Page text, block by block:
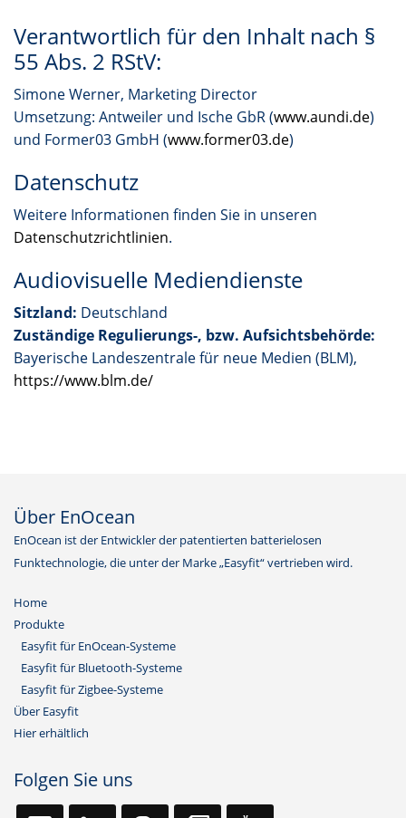
Verantwortlich für den Inhalt nach §
55 Abs. 2 RStV:
Simone Werner, Marketing Director
Umsetzung: Antweiler und Ische GbR (www.aundi.de)
und Former03 GmbH (www.former03.de)
Datenschutz
Weitere Informationen finden Sie in unseren
Datenschutzrichtlinien.
Audiovisuelle Mediendienste
Sitzland: Deutschland
Zuständige Regulierungs-, bzw. Aufsichtsbehörde:
Bayerische Landeszentrale für neue Medien (BLM),
https://www.blm.de/
Über EnOcean
EnOcean ist der Entwickler der patentierten batterielosen
Funktechnologie, die unter der Marke „Easyfit“ vertrieben wird.
Home
Produkte
Easyfit für EnOcean-Systeme
Easyfit für Bluetooth-Systeme
Easyfit für Zigbee-Systeme
Über Easyfit
Hier erhältlich
Folgen Sie uns